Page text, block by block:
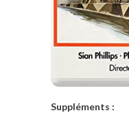
Suppléments :